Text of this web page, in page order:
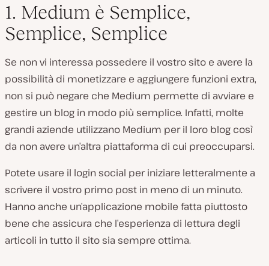
1. Medium è Semplice,
Semplice, Semplice
Se non vi interessa possedere il vostro sito e avere la
possibilità di monetizzare e aggiungere funzioni extra,
non si può negare che Medium permette di avviare e
gestire un blog in modo più semplice. Infatti, molte
grandi aziende utilizzano Medium per il loro blog così
da non avere un’altra piattaforma di cui preoccuparsi.
Potete usare il login social per iniziare letteralmente a
scrivere il vostro primo post in meno di un minuto.
Hanno anche un’applicazione mobile fatta piuttosto
bene che assicura che l’esperienza di lettura degli
articoli in tutto il sito sia sempre ottima.